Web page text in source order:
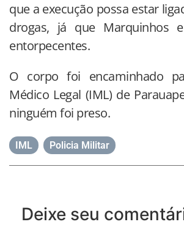
que a execução possa estar
drogas, já que Marquinhos
entorpecentes.
O corpo foi encaminhado
Médico Legal (IML) de
ninguém foi preso.
IML Policia Militar
Deixe seu